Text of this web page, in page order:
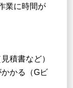
業に時間が
積書など）
かる（Gビ